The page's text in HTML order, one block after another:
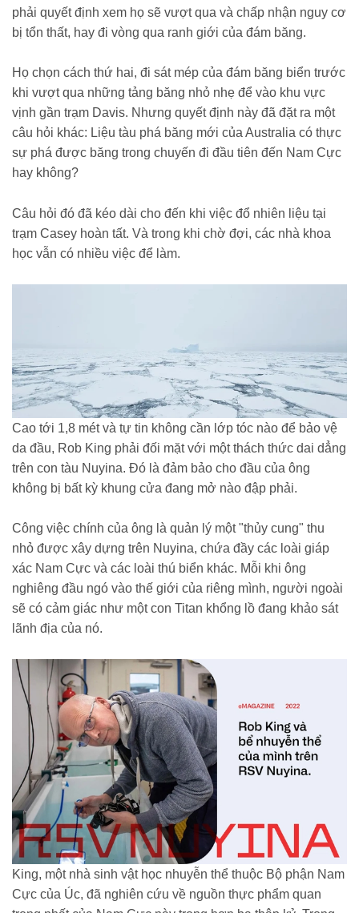
phải quyết định xem họ sẽ vượt qua và chấp nhận nguy cơ
bị tổn thất, hay đi vòng qua ranh giới của đám băng.
Họ chọn cách thứ hai, đi sát mép của đám băng biển trước
khi vượt qua những tảng băng nhỏ nhẹ để vào khu vực
vịnh gần trạm Davis. Nhưng quyết định này đã đặt ra một
câu hỏi khác: Liệu tàu phá băng mới của Australia có thực
sự phá được băng trong chuyến đi đầu tiên đến Nam Cực
hay không?
Câu hỏi đó đã kéo dài cho đến khi việc đổ nhiên liệu tại
trạm Casey hoàn tất. Và trong khi chờ đợi, các nhà khoa
học vẫn có nhiều việc để làm.
Cao tới 1,8 mét và tự tin không cần lớp tóc nào để bảo vệ
da đầu, Rob King phải đối mặt với một thách thức dai dẳng
trên con tàu Nuyina. Đó là đảm bảo cho đầu của ông
không bị bất kỳ khung cửa đang mở nào đập phải.
Công việc chính của ông là quản lý một "thủy cung" thu
nhỏ được xây dựng trên Nuyina, chứa đầy các loài giáp
xác Nam Cực và các loài thú biển khác. Mỗi khi ông
nghiêng đầu ngó vào thế giới của riêng mình, người ngoài
sẽ có cảm giác như một con Titan khổng lồ đang khảo sát
lãnh địa của nó.
King, một nhà sinh vật học nhuyễn thể thuộc Bộ phận Nam
Cực của Úc, đã nghiên cứu về nguồn thực phẩm quan